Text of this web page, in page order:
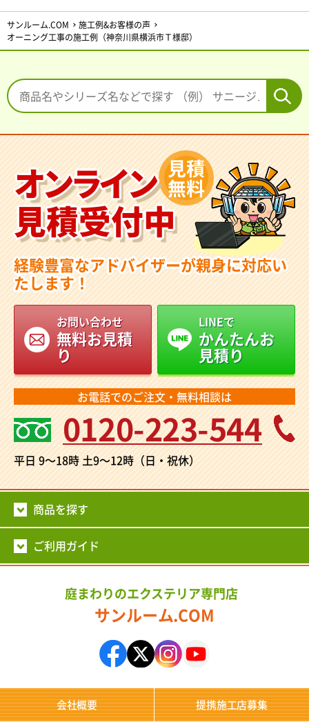
サンルーム.COM
施工例&お客様の声
オーニング工事の施工例（神奈川県横浜市Ｔ様邸）
オンライン
見積受付中
見積
無料
経験豊富なアドバイザーが親身に対応い
たします！
お問い合わせ
無料お見積
り
LINEで
かんたんお
見積り
お電話でのご注文・無料相談は
0120-223-544
平日 9～18時土9～12時（日・祝休）
商品を探す
ご利用ガイド
庭まわりのエクステリア専門店
サンルーム.COM
会社概要 提携施工店募集